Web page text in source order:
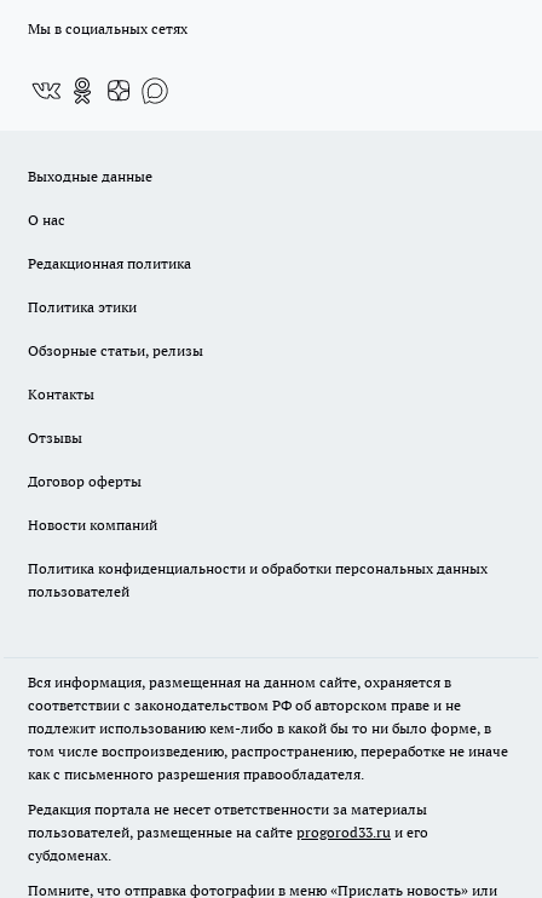
Мы в социальных сетях
Выходные данные
О нас
Редакционная политика
Политика этики
Обзорные статьи, релизы
Контакты
Отзывы
Договор оферты
Новости компаний
Политика конфиденциальности и обработки персональных данных
пользователей
Вся информация, размещенная на данном сайте, охраняется в
соответствии с законодательством РФ об авторском праве и не
подлежит использованию кем-либо в какой бы то ни было форме, в
том числе воспроизведению, распространению, переработке не иначе
как с письменного разрешения правообладателя.
Редакция портала не несет ответственности за материалы
пользователей, размещенные на сайте progorod33.ru и его
субдоменах.
Помните, что отправка фотографии в меню «Прислать новость» или